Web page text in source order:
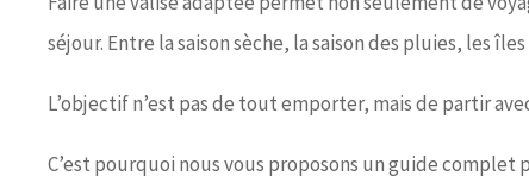
séjour. Entre la saison sèche, la saison des pluies, les
L’objectif n’est pas de tout emporter, mais de partir
C’est pourquoi nous vous proposons un guide